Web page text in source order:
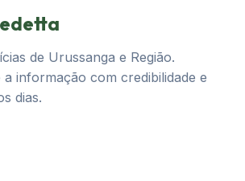
de Urussanga e Região.
informação com credibilidade e
dias.